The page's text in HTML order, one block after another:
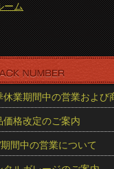
ーム
休業期間中の営業および
価格改定のご案内
間中の営業について